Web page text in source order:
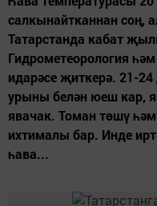
салкынайтканнан соң,
Татарстанда кабат
Гидрометеорология
идарәсе җиткерә. 21-
урыны белән юеш кар,
явачак. Томан төшү
ихтималы бар. Инде
һава...